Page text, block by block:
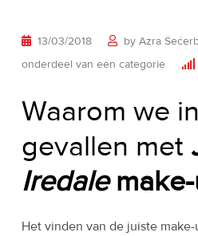
13/03/2018 by Azra
onderdeel van een categorie
Waarom we in
gevallen met
Iredale
Het vinden van de juiste